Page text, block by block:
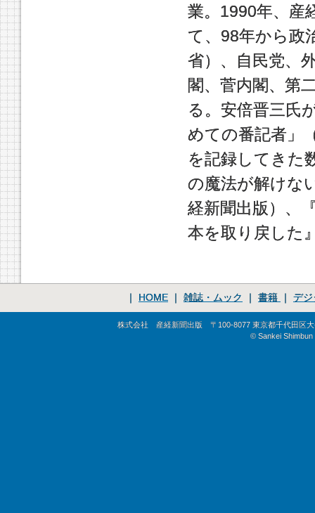
業。1990年、産
て、98年から政
省）、自民党、
閣、菅内閣、第
る。安倍晋三氏
めての番記者」
を記録してきた
の魔法が解けな
経新聞出版）、
本を取り戻した
HOME 雑誌・ムック 書籍 デ
株式会社 産経新聞出版 〒100-8077 東京都千代田区
© Sankei Shimbun